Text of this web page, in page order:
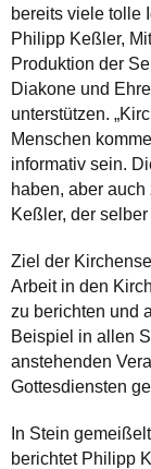
bereits viele tolle
Philipp Keßler,
Produktion der
Diakone und
unterstützen.
Menschen
informativ sein.
haben, aber
Keßler, der
Ziel der
Arbeit in den
zu berichten und
Beispiel in allen
anstehenden
Gottesdiensten
In Stein
berichtet Philipp